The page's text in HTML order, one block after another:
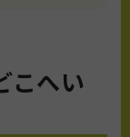
こへい